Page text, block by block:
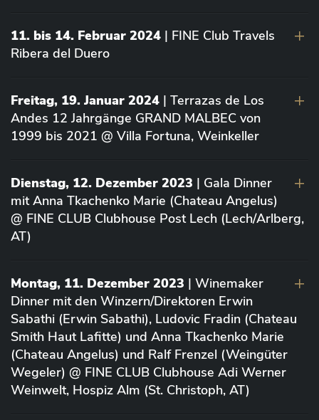
11. bis 14. Februar 2024 | FINE Club Travels
Ribera del Duero
Freitag, 19. Januar 2024 | Terrazas de Los
Andes 12 Jahrgänge GRAND MALBEC von
1999 bis 2021 @ Villa Fortuna, Weinkeller
Dienstag, 12. Dezember 2023 | Gala Dinner
mit Anna Tkachenko Marie (Chateau Angelus)
@ FINE CLUB Clubhouse Post Lech (Lech/Arlberg,
AT)
Montag, 11. Dezember 2023 | Winemaker
Dinner mit den Winzern/Direktoren Erwin
Sabathi (Erwin Sabathi), Ludovic Fradin (Chateau
Smith Haut Lafitte) und Anna Tkachenko Marie
(Chateau Angelus) und Ralf Frenzel (Weingüter
Wegeler) @ FINE CLUB Clubhouse Adi Werner
Weinwelt, Hospiz Alm (St. Christoph, AT)